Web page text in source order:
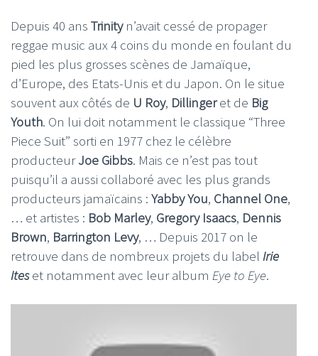
Depuis 40 ans Trinityn’avait cessé de propager
reggae music aux 4 coins du monde en foulant du
pied les plus grosses scènes de Jamaïque,
d’Europe, des Etats-Unis et du Japon. On le situe
souvent aux côtés de U Roy, Dillingeret de Big
Youth. On lui doit notamment le classique “Three
Piece Suit” sorti en 1977 chez le célèbre
producteurJoe Gibbs. Mais ce n’est pas tout
puisqu’il a aussi collaboré avec les plus grands
producteurs jamaïcains : Yabby You, Channel One,
… et artistes : Bob Marley, Gregory Isaacs, Dennis
Brown, Barrington Levy, … Depuis 2017 on le
retrouve dans de nombreux projets du label Irie
Iteset notamment avec leur album Eye to Eye.